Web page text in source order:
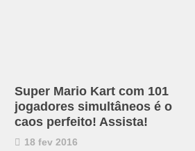
Super Mario Kart com 101
jogadores simultâneos é o
caos perfeito! Assista!
18 fev 2016